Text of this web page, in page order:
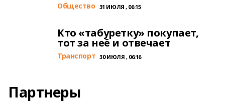
Общество 31 ИЮЛЯ , 06:15
Кто «табуретку» покупает,
тот за неё и отвечает
Транспорт 30 ИЮЛЯ , 06:16
Партнеры